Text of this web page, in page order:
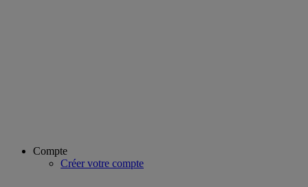
Compte
Créer votre compte